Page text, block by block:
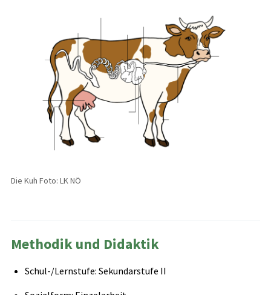
Die Kuh Foto: LK NÖ
Methodik und Didaktik
Schul-/Lernstufe: Sekundarstufe II